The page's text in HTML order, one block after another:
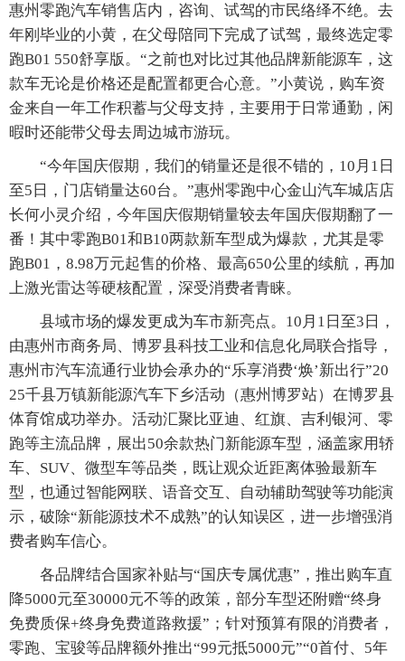
惠州零跑汽车销售店内，咨询、试驾的市民络绎不绝。去
年刚毕业的小黄，在父母陪同下完成了试驾，最终选定零
跑B01 550舒享版。“之前也对比过其他品牌新能源车，这
款车无论是价格还是配置都更合心意。”小黄说，购车资
金来自一年工作积蓄与父母支持，主要用于日常通勤，闲
暇时还能带父母去周边城市游玩。
“今年国庆假期，我们的销量还是很不错的，10月1日
至5日，门店销量达60台。”惠州零跑中心金山汽车城店店
长何小灵介绍，今年国庆假期销量较去年国庆假期翻了一
番！其中零跑B01和B10两款新车型成为爆款，尤其是零
跑B01，8.98万元起售的价格、最高650公里的续航，再加
上激光雷达等硬核配置，深受消费者青睐。
县域市场的爆发更成为车市新亮点。10月1日至3日，
由惠州市商务局、博罗县科技工业和信息化局联合指导，
惠州市汽车流通行业协会承办的“乐享消费‘焕’新出行”20
25千县万镇新能源汽车下乡活动（惠州博罗站）在博罗县
体育馆成功举办。活动汇聚比亚迪、红旗、吉利银河、零
跑等主流品牌，展出50余款热门新能源车型，涵盖家用轿
车、SUV、微型车等品类，既让观众近距离体验最新车
型，也通过智能网联、语音交互、自动辅助驾驶等功能演
示，破除“新能源技术不成熟”的认知误区，进一步增强消
费者购车信心。
各品牌结合国家补贴与“国庆专属优惠”，推出购车直
降5000元至30000元不等的政策，部分车型还附赠“终身
免费质保+终身免费道路救援”；针对预算有限的消费者，
零跑、宝骏等品牌额外推出“99元抵5000元”“0首付、5年